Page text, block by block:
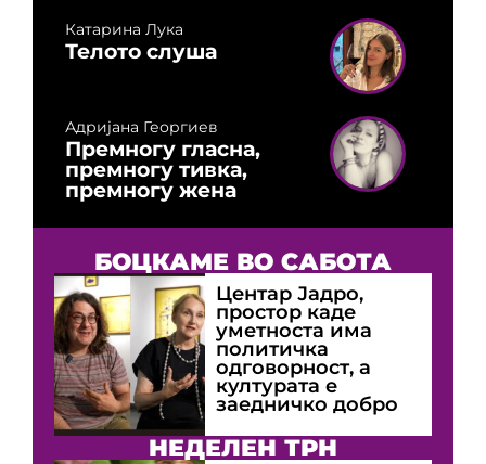
Катарина Лука
Телото слуша
Адријана Георгиев
Премногу гласна,
премногу тивка,
премногу жена
БОЦКАМЕ ВО САБОТА
Центар Јадро,
простор каде
уметноста има
политичка
одговорност, а
културата е
заедничко добро
НЕДЕЛЕН ТРН